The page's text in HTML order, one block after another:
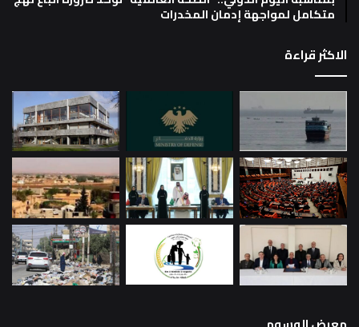
متكامل لمواجهة إدمان المخدرات
الاكثر قراءة